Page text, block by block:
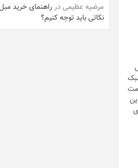
مرضیه عظیمیدر راهنمای خرید
نکاتی باید توجه کنیم؟